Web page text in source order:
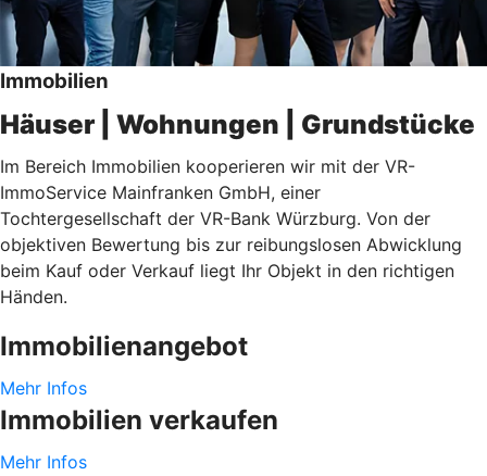
Immobilien
Häuser | Wohnungen | Grundstücke
Im Bereich Immobilien kooperieren wir mit der VR-
ImmoService Mainfranken GmbH, einer
Tochtergesellschaft der VR-Bank Würzburg. Von der
objektiven Bewertung bis zur reibungslosen Abwicklung
beim Kauf oder Verkauf liegt Ihr Objekt in den richtigen
Händen.
Immobilienangebot
Mehr Infos
Immobilien verkaufen
Mehr Infos